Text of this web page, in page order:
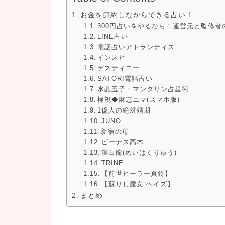
お金を節約しながらできる占い！
300円占いをやるなら！運営元と監修者
LINE占い
電話占いアトランティス
インスピ
デスティニー
SATORI電話占い
水晶玉子・マンダリン占星術
極視◆麻恵エマ(スマホ版)
1億人の絶対婚期
JUNO
新宿の母
ビーナス高木
溟白龍(めいはくりゅう)
TRINE
【前世ヒーラー真鈴】
【蘇りし魔女 ヘイズ】
まとめ